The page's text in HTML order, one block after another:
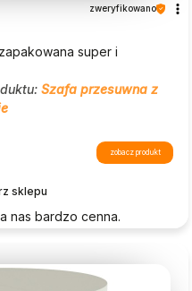
sklepu
nas bardzo cenna.
zweryfikowano
super i
Szafa przesuwna z
zobacz produkt